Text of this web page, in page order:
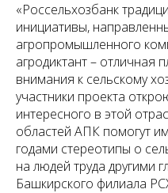
«Россельхозбанк
инициативы,
агропромышленного
агродиктант – отличная
внимания к сельскому
участники проекта
интересного в этой
областей АПК помогут
годами стереотипы о
на людей труда другими
Башкирского филиала